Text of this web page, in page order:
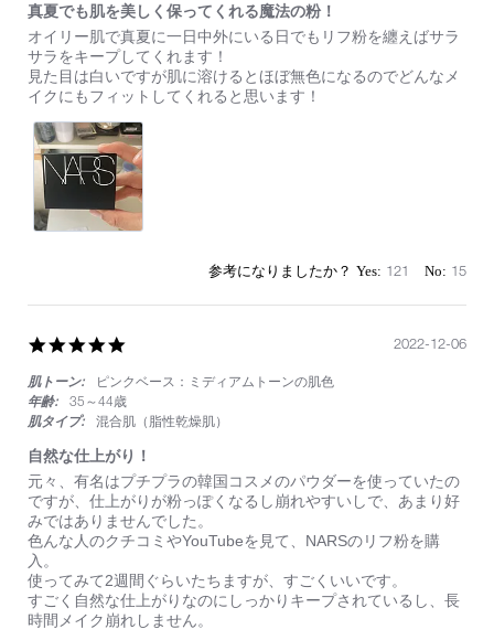
真夏でも肌を美しく保ってくれる魔法の粉！
Review
by
on
23
Aug
2023
review
stating
真
夏
で
も
肌
を
美
し
く
る
魔
法
の
粉！
オイリー肌で真夏に一日中外にいる日でもリフ粉を纏えばサラ
サラをキープしてくれます！
見た目は白いですが肌に溶けるとほぼ無色になるのでどんなメ
イクにもフィットしてくれると思います！
121 15
rating
肌トーン:
ピンクベース：ミディアムトーンの肌色
年齢:
35～44歳
肌タイプ:
混合肌（脂性乾燥肌）
自然な仕上がり！
Review
by
on
6
Dec
2022
review
stating
自
然
な
仕
上
が
り！
元々、有名はプチプラの韓国コスメのパウダーを使っていたの
ですが、仕上がりが粉っぽくなるし崩れやすいしで、あまり好
みではありませんでした。
色んな人のクチコミやYouTubeを見て、NARSのリフ粉を購
入。
使ってみて2週間ぐらいたちますが、すごくいいです。
すごく自然な仕上がりなのにしっかりキープされているし、長
時間メイク崩れしません。
2022-12-06